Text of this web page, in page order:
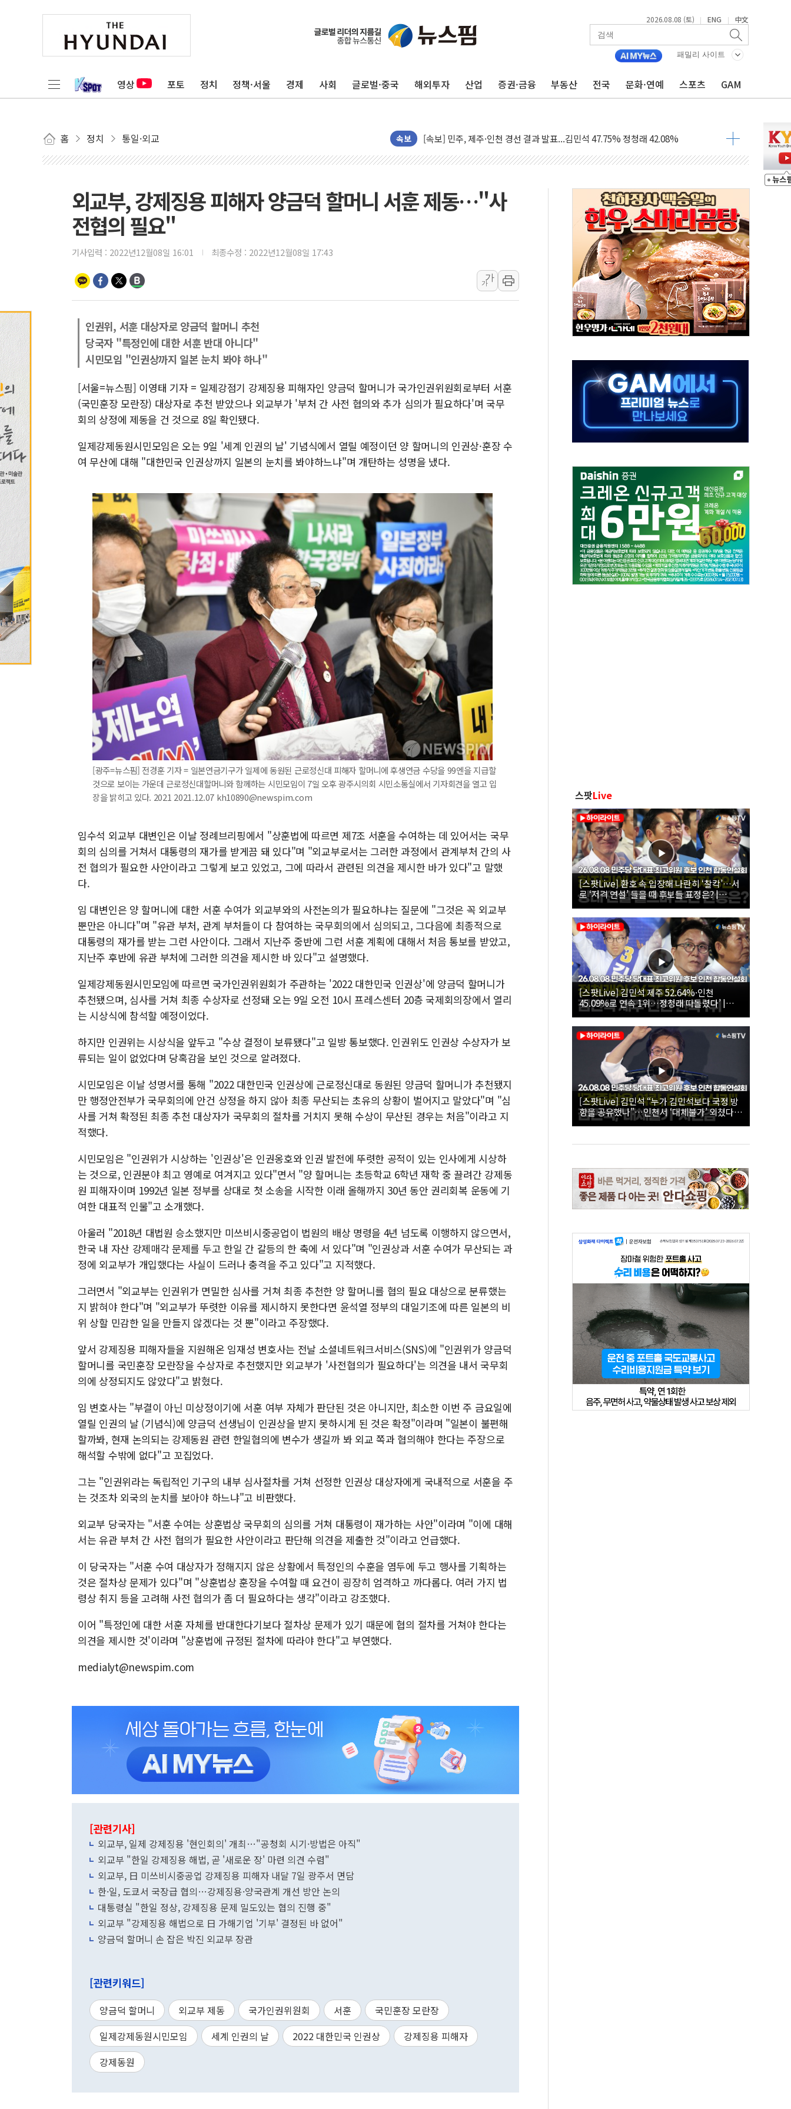
2026.08.08 (토) | ENG | 中文
패밀리 사이트
영상 포토 정치 정책·서울 경제 사회 글로벌·중국 해외투자 산업 증권·금융 부동산 전국 문화·연예 스포츠 GAM
홈 정치 통일·외교 속보
울진·영덕 '호우특보'-포항 '산사태 주의보'...경북도, 호우 피해·통제구간 없어
[종합] 김민석, 정청래에 '0.86%p' 차 재역전 성공...金 45.42% vs 鄭 44.56%
김민석, 2주차 제주·인천 경선서 정청래에 승리...47.75% vs 42.08%
인사하는 김민석 당대표 후보
[속보] 민주, 인천 경선 결과 발표...김민석 45.09% 정청래 43.27% 송영길 11.63%
[속보] 민주, 제주 경선 결과 발표...김민석 52.64% 정청래 39.89% 송영길 7.47%
美, 이란전 출구전략 만지작…공습 한계·탄약 부족 현실화
강릉·동해·삼척 시간당 최대 50㎜ 폭우…강원 동해안 강한 비 이어져
폐기물 수거하다 참변…60대 환경미화원 수거차에 치여 사망
서울 중랑구 주택가서 흉기 난동…60대 남성 2명 숨져
李대통령 "결혼 때문에 손해 보는 일 없게"…'결혼 페널티' 22개 과제 손본다
여수 오동도 인근 해상서 모터보트 전복…1명 사망·1명 실종
추미애, '위안부' 피해자 기림의 날 참석..."국제적 시민 연대로 목소리 내야"
인천 선재도 갯벌서 해루질 중 실종 60대 나흘만에 숨진 채 발견
인천서 말다툼 중 어머니 흉기 살해 10대 아들 체포
李대통령, ISA 개편 재검토 지시…與 "적극 환영"·野 "졸속 국정"
외교부, 강제징용 피해자 양금덕 할머니 서훈 제동…"사
전협의 필요"
기사입력 : 2022년12월08일 16:01 최종수정 : 2022년12월08일 17:43
가
가
인권위, 서훈 대상자로 양금덕 할머니 추천
당국자 "특정인에 대한 서훈 반대 아니다"
시민모임 "인권상까지 일본 눈치 봐야 하나"
[서울=뉴스핌] 이영태 기자 = 일제강점기 강제징용 피해자인 양금덕 할머니가 국가인권위원회로부터 서훈
(국민훈장 모란장) 대상자로 추천 받았으나 외교부가 '부처 간 사전 협의와 추가 심의가 필요하다'며 국무
회의 상정에 제동을 건 것으로 8일 확인됐다.
일제강제동원시민모임은 오는 9일 '세계 인권의 날' 기념식에서 열릴 예정이던 양 할머니의 인권상·훈장 수
여 무산에 대해 "대한민국 인권상까지 일본의 눈치를 봐야하느냐"며 개탄하는 성명을 냈다.
[광주=뉴스핌] 전경훈 기자 = 일본연금기구가 일제에 동원된 근로정신대 피해자 할머니에 후생연금 수당을 99엔을 지급할
것으로 보이는 가운데 근로정신대할머니와 함께하는 시민모임이 7일 오후 광주시의회 시민소통실에서 기자회견을 열고 입
장을 밝히고 있다. 2021 2021.12.07 kh10890@newspim.com
임수석 외교부 대변인은 이날 정례브리핑에서 "상훈법에 따르면 제7조 서훈을 수여하는 데 있어서는 국무
회의 심의를 거쳐서 대통령의 재가를 받게끔 돼 있다"며 "외교부로서는 그러한 과정에서 관계부처 간의 사
전 협의가 필요한 사안이라고 그렇게 보고 있었고, 그에 따라서 관련된 의견을 제시한 바가 있다"고 말했
다.
임 대변인은 양 할머니에 대한 서훈 수여가 외교부와의 사전논의가 필요하냐는 질문에 "그것은 꼭 외교부
뿐만은 아니다"며 "유관 부처, 관계 부처들이 다 참여하는 국무회의에서 심의되고, 그다음에 최종적으로
대통령의 재가를 받는 그런 사안이다. 그래서 지난주 중반에 그런 서훈 계획에 대해서 처음 통보를 받았고,
지난주 후반에 유관 부처에 그러한 의견을 제시한 바 있다"고 설명했다.
일제강제동원시민모임에 따르면 국가인권위원회가 주관하는 '2022 대한민국 인권상'에 양금덕 할머니가
추천됐으며, 심사를 거쳐 최종 수상자로 선정돼 오는 9일 오전 10시 프레스센터 20층 국제회의장에서 열리
는 시상식에 참석할 예정이었다.
하지만 인권위는 시상식을 앞두고 "수상 결정이 보류됐다"고 일방 통보했다. 인권위도 인권상 수상자가 보
류되는 일이 없었다며 당혹감을 보인 것으로 알려졌다.
시민모임은 이날 성명서를 통해 "2022 대한민국 인권상에 근로정신대로 동원된 양금덕 할머니가 추천됐지
만 행정안전부가 국무회의에 안건 상정을 하지 않아 최종 무산되는 초유의 상황이 벌어지고 말았다"며 "심
사를 거쳐 확정된 최종 추천 대상자가 국무회의 절차를 거치지 못해 수상이 무산된 경우는 처음"이라고 지
적했다.
시민모임은 "인권위가 시상하는 '인권상'은 인권옹호와 인권 발전에 뚜렷한 공적이 있는 인사에게 시상하
는 것으로, 인권분야 최고 영예로 여겨지고 있다"면서 "양 할머니는 초등학교 6학년 재학 중 끌려간 강제동
원 피해자이며 1992년 일본 정부를 상대로 첫 소송을 시작한 이래 올해까지 30년 동안 권리회복 운동에 기
여한 대표적 인물"고 소개했다.
아울러 "2018년 대법원 승소했지만 미쓰비시중공업이 법원의 배상 명령을 4년 넘도록 이행하지 않으면서,
한국 내 자산 강제매각 문제를 두고 한일 간 갈등의 한 축에 서 있다"며 "인권상과 서훈 수여가 무산되는 과
정에 외교부가 개입했다는 사실이 드러나 충격을 주고 있다"고 지적했다.
그러면서 "외교부는 인권위가 면밀한 심사를 거쳐 최종 추천한 양 할머니를 협의 필요 대상으로 분류했는
지 밝혀야 한다"며 "외교부가 뚜렷한 이유를 제시하지 못한다면 윤석열 정부의 대일기조에 따른 일본의 비
위 상할 민감한 일을 만들지 않겠다는 것 뿐"이라고 주장했다.
앞서 강제징용 피해자들을 지원해온 임재성 변호사는 전날 소셜네트워크서비스(SNS)에 "인권위가 양금덕
할머니를 국민훈장 모란장을 수상자로 추천했지만 외교부가 '사전협의가 필요하다'는 의견을 내서 국무회
의에 상정되지도 않았다"고 밝혔다.
임 변호사는 "부결이 아닌 미상정이기에 서훈 여부 자체가 판단된 것은 아니지만, 최소한 이번 주 금요일에
열릴 인권의 날 (기념식)에 양금덕 선생님이 인권상을 받지 못하시게 된 것은 확정"이라며 "일본이 불편해
할까봐, 현재 논의되는 강제동원 관련 한일협의에 변수가 생길까 봐 외교 쪽과 협의해야 한다는 주장으로
해석할 수밖에 없다"고 꼬집었다.
그는 "인권위라는 독립적인 기구의 내부 심사절차를 거쳐 선정한 인권상 대상자에게 국내적으로 서훈을 주
는 것조차 외국의 눈치를 보아야 하느냐"고 비판했다.
외교부 당국자는 "서훈 수여는 상훈법상 국무회의 심의를 거쳐 대통령이 재가하는 사안"이라며 "이에 대해
서는 유관 부처 간 사전 협의가 필요한 사안이라고 판단해 의견을 제출한 것"이라고 언급했다.
이 당국자는 "서훈 수여 대상자가 정해지지 않은 상황에서 특정인의 수훈을 염두에 두고 행사를 기획하는
것은 절차상 문제가 있다"며 "상훈법상 훈장을 수여할 때 요건이 굉장히 엄격하고 까다롭다. 여러 가지 법
령상 취지 등을 고려해 사전 협의가 좀 더 필요하다는 생각"이라고 강조했다.
이어 "특정인에 대한 서훈 자체를 반대한다기보다 절차상 문제가 있기 때문에 협의 절차를 거쳐야 한다는
의견을 제시한 것'이라며 "상훈법에 규정된 절차에 따라야 한다"고 부연했다.
medialyt@newspim.com
[관련기사]
외교부, 일제 강제징용 '현인회의' 개최…"공청회 시기·방법은 아직"
외교부 "한일 강제징용 해법, 곧 '새로운 장' 마련 의견 수렴"
외교부, 日 미쓰비시중공업 강제징용 피해자 내달 7일 광주서 면담
한·일, 도쿄서 국장급 협의…강제징용·양국관계 개선 방안 논의
대통령실 "한일 정상, 강제징용 문제 밀도있는 협의 진행 중"
외교부 "강제징용 해법으로 日 가해기업 '기부' 결정된 바 없어"
양금덕 할머니 손 잡은 박진 외교부 장관
[관련키워드]
양금덕 할머니 외교부 제동 국가인권위원회 서훈
국민훈장 모란장
일제강제동원시민모임
세계 인권의 날 2022 대한민국 인권상
강제징용 피해자
강제동원
스팟Live
[스팟Live] 환호 속 입장해 나란히 ‘찰칵’…서
로 ‘저격 연설’ 들을 때 후보들 표정은? |
26.08.08 더불어민주당 당대표·최고위원 후
보 인천 합동연설회
[스팟Live] 김민석 제주 52.64%·인천
45.09%로 연속 1위…정청래 따돌렸다’ |
26.08.08 더불어민주당 당대표·최고위원 후
보 인천 합동연설회
[스팟Live] 김민석 “누가 김민석보다 국정 방
향을 공유했나”…인천서 ‘대체불가’ 외쳤다 |
26.08.08 더불어민주당 당대표·최고위원 후